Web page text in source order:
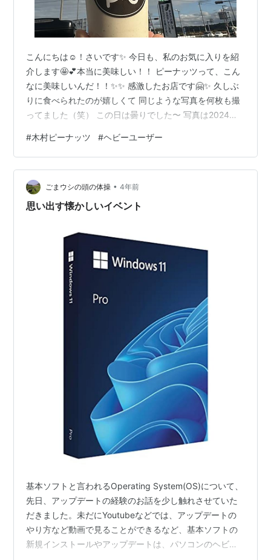
こんにちは☺️！さいです✨ 今日も、私のお気に入りを紹
介します🤩💕本当に美味しい！！ ピーナッツって、こん
なに美味しいんだ！！✨✨ 感激したお店です🤗✨ 久しぶ
りに食べられたのが嬉しくて 同じような写真を何枚も撮
ってました（笑） この日は曇りでした〜 写真は2024年1
こは別ですね🥜✨ 来たら食べずにはいられません❗️ （食い
しん坊の私ですが、ちゃんと“グルメ”なので「いつでもな
んでも食べる」わけではないのです⚠️☝🏻✨笑） 以前より
は値上げされていますが、正直気になってません✨ この
美味しさ！本当に納得だからです🤭✨ 17:30までの販売
#木村ピーナッツ #ヘビーユーザー
ごまウシの頭の体操 • 4年前
思い出す懐かしいイベント
基本ソフトと言われるOperating System(OS)について、
先日、アップデートの経験のお話を少し触れさせていた
だきました。未だにYoutubeなどでは、アップデートの
やり方など動画で見ることができるなど、基本ソフトの
新規インストールやアップデートは、パソコンのヘビー